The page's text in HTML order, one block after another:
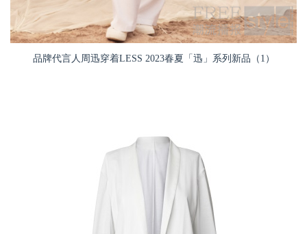
品牌代言人周迅穿着LESS 2023春夏「迅」系列新品（1）